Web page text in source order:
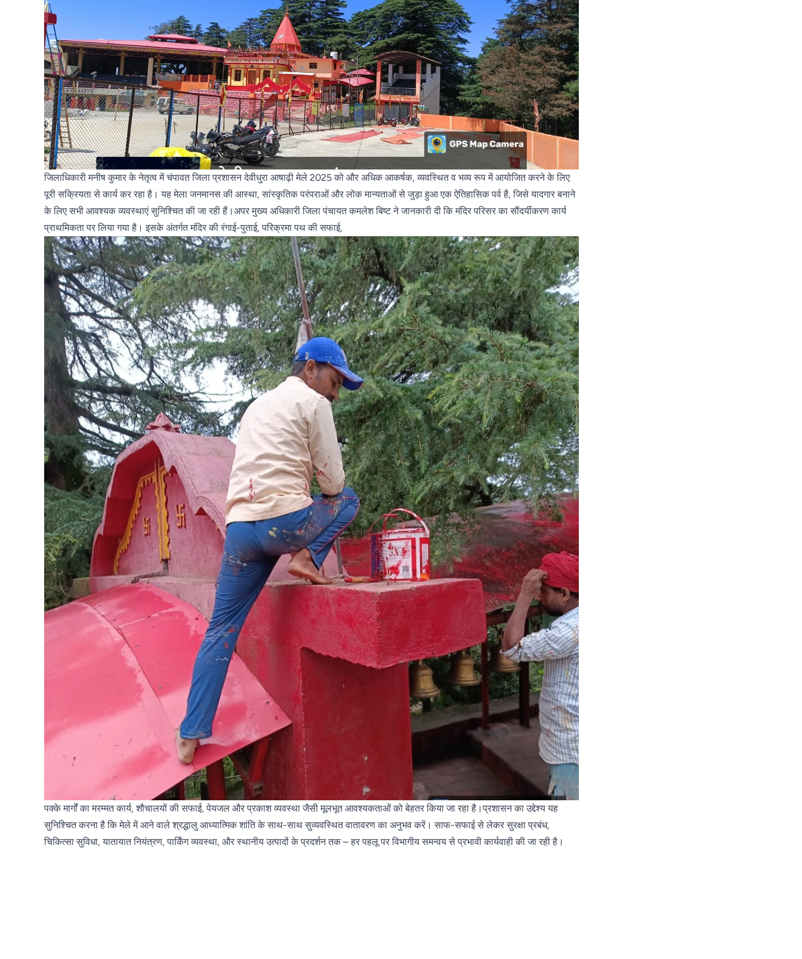
जिलाधिकारी मनीष कुमार के नेतृत्व में चंपावत जिला प्रशासन देवीधुरा आषाढ़ी मेले 2025 को और अधिक आकर्षक, व्यवस्थित व भव्य रूप में आयोजित करने के लिए
पूरी सक्रियता से कार्य कर रहा है। यह मेला जनमानस की आस्था, सांस्कृतिक परंपराओं और लोक मान्यताओं से जुड़ा हुआ एक ऐतिहासिक पर्व है, जिसे यादगार बनाने
के लिए सभी आवश्यक व्यवस्थाएं सुनिश्चित की जा रही हैं।अपर मुख्य अधिकारी जिला पंचायत कमलेश बिष्ट ने जानकारी दी कि मंदिर परिसर का सौंदर्यीकरण कार्य
प्राथमिकता पर लिया गया है। इसके अंतर्गत मंदिर की रंगाई-पुताई, परिक्रमा पथ की सफाई,
पक्के मार्गों का मरम्मत कार्य, शौचालयों की सफाई, पेयजल और प्रकाश व्यवस्था जैसी मूलभूत आवश्यकताओं को बेहतर किया जा रहा है।प्रशासन का उद्देश्य यह
सुनिश्चित करना है कि मेले में आने वाले श्रद्धालु आध्यात्मिक शांति के साथ-साथ सुव्यवस्थित वातावरण का अनुभव करें। साफ-सफाई से लेकर सुरक्षा प्रबंध,
चिकित्सा सुविधा, यातायात नियंत्रण, पार्किंग व्यवस्था, और स्थानीय उत्पादों के प्रदर्शन तक – हर पहलू पर विभागीय समन्वय से प्रभावी कार्यवाही की जा रही है।